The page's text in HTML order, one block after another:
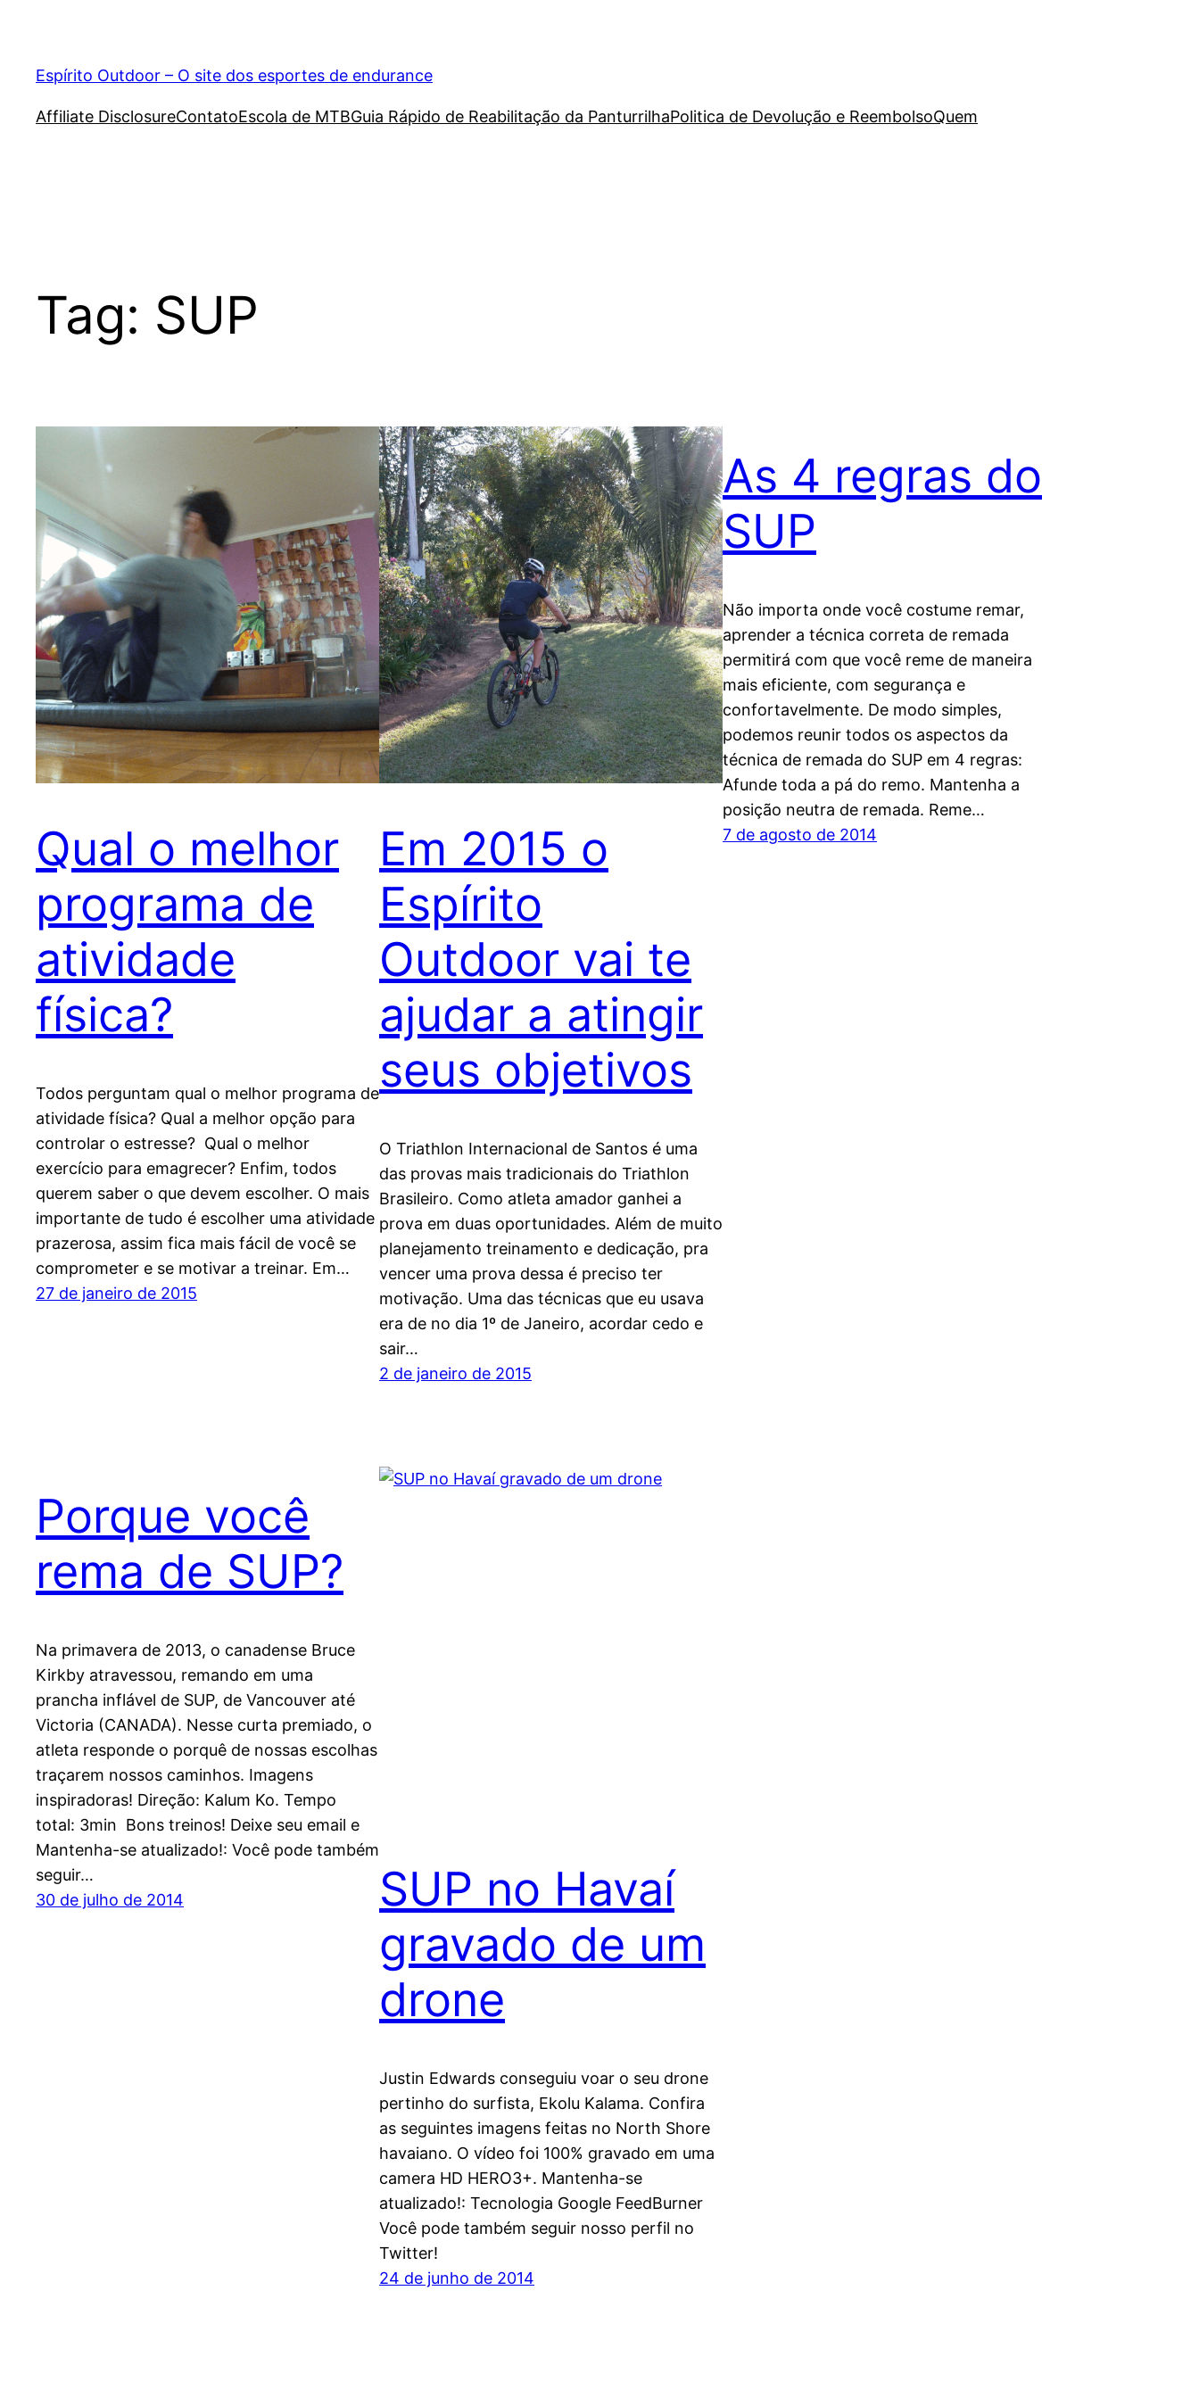
Espírito Outdoor – O site dos esportes de endurance
Affiliate DisclosureContatoEscola de MTBGuia Rápido de Reabilitação da PanturrilhaPolitica de Devolução e ReembolsoQuem
Tag: SUP
Qual o melhor
programa de
atividade
física?
Todos perguntam qual o melhor programa de
atividade física? Qual a melhor opção para
controlar o estresse? Qual o melhor
exercício para emagrecer? Enfim, todos
querem saber o que devem escolher. O mais
importante de tudo é escolher uma atividade
prazerosa, assim fica mais fácil de você se
comprometer e se motivar a treinar. Em…
27 de janeiro de 2015
Em 2015 o
Espírito
Outdoor vai te
ajudar a atingir
seus objetivos
O Triathlon Internacional de Santos é uma
das provas mais tradicionais do Triathlon
Brasileiro. Como atleta amador ganhei a
prova em duas oportunidades. Além de muito
planejamento treinamento e dedicação, pra
vencer uma prova dessa é preciso ter
motivação. Uma das técnicas que eu usava
era de no dia 1º de Janeiro, acordar cedo e
sair…
2 de janeiro de 2015
As 4 regras do
SUP
Não importa onde você costume remar,
aprender a técnica correta de remada
permitirá com que você reme de maneira
mais eficiente, com segurança e
confortavelmente. De modo simples,
podemos reunir todos os aspectos da
técnica de remada do SUP em 4 regras:
Afunde toda a pá do remo. Mantenha a
posição neutra de remada. Reme…
7 de agosto de 2014
Porque você
rema de SUP?
Na primavera de 2013, o canadense Bruce
Kirkby atravessou, remando em uma
prancha inflável de SUP, de Vancouver até
Victoria (CANADA). Nesse curta premiado, o
atleta responde o porquê de nossas escolhas
traçarem nossos caminhos. Imagens
inspiradoras! Direção: Kalum Ko. Tempo
total: 3min Bons treinos! Deixe seu email e
Mantenha-se atualizado!: Você pode também
seguir…
30 de julho de 2014
SUP no Havaí
gravado de um
drone
Justin Edwards conseguiu voar o seu drone
pertinho do surfista, Ekolu Kalama. Confira
as seguintes imagens feitas no North Shore
havaiano. O vídeo foi 100% gravado em uma
camera HD HERO3+. Mantenha-se
atualizado!: Tecnologia Google FeedBurner
Você pode também seguir nosso perfil no
Twitter!
24 de junho de 2014